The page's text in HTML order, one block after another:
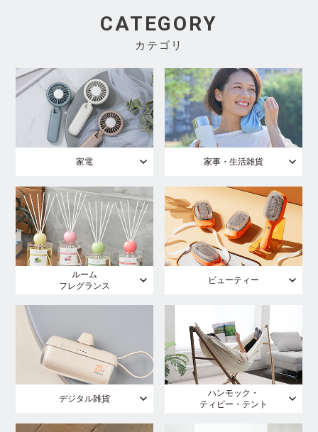
CATEGORY
カテゴリ
家電 家事・生活雑貨
ルーム
フレグランス
ビューティー
デジタル雑貨
ハンモック・
ティピー・テント